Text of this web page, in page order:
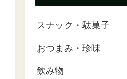
スナック・駄菓子
おつまみ・珍味
飲み物